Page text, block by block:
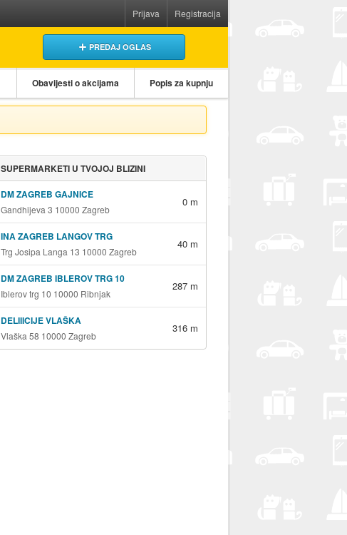
Prijava Registracija
PREDAJ OGLAS
Obavijesti o akcijama Popis za kupnju
SUPERMARKETI U TVOJOJ BLIZINI
DM ZAGREB GAJNICE
Gandhijeva 3 10000 Zagreb
0 m
INA ZAGREB LANGOV TRG
Trg Josipa Langa 13 10000 Zagreb
40 m
DM ZAGREB IBLEROV TRG 10
Iblerov trg 10 10000 Ribnjak
287 m
DELIIICIJE VLAŠKA
Vlaška 58 10000 Zagreb
316 m